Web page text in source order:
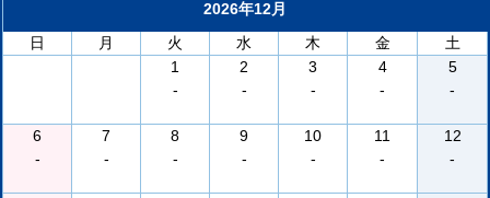
2026年12月
日
月 火 水 木 金
土
1
-
2
-
3
-
4
-
5
-
6
-
7
-
8
-
9
-
10
-
11
-
12
-